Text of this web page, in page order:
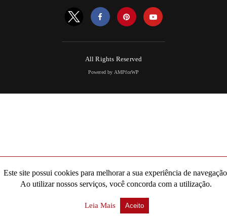
All Rights Reserved
Powered by AMPforWP
Este site possui cookies para melhorar a sua experiência de
Ao utilizar nossos serviços, você concorda com a utilização.
Leia Mais Aceito